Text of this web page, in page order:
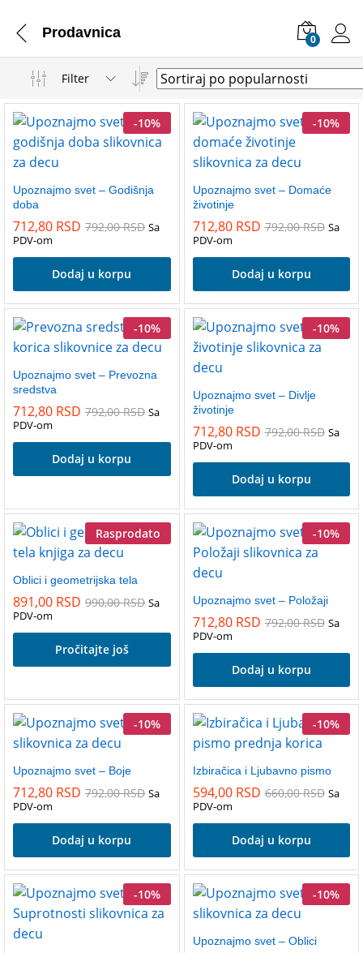
Prodavnica 0
Filter
-10%
Upoznajmo svet – Godišnja
doba
712,80 RSD 792,00RSD Sa
PDV-om
Dodaj u korpu
-10%
Upoznajmo svet – Domaće
životinje
712,80 RSD 792,00RSD Sa
PDV-om
Dodaj u korpu
-10%
Upoznajmo svet – Prevozna
sredstva
712,80 RSD 792,00RSD Sa
PDV-om
Dodaj u korpu
-10%
Upoznajmo svet – Divlje
životinje
712,80 RSD 792,00RSD Sa
PDV-om
Dodaj u korpu
Rasprodato
Oblici i geometrijska tela
891,00 RSD 990,00RSD Sa
PDV-om
Pročitajte još
-10%
Upoznajmo svet – Položaji
712,80 RSD 792,00RSD Sa
PDV-om
Dodaj u korpu
-10%
Upoznajmo svet – Boje
712,80 RSD 792,00RSD Sa
PDV-om
Dodaj u korpu
-10%
Izbiračica i Ljubavno pismo
594,00 RSD 660,00RSD Sa
PDV-om
Dodaj u korpu
-10% -10%
Upoznajmo svet – Oblici